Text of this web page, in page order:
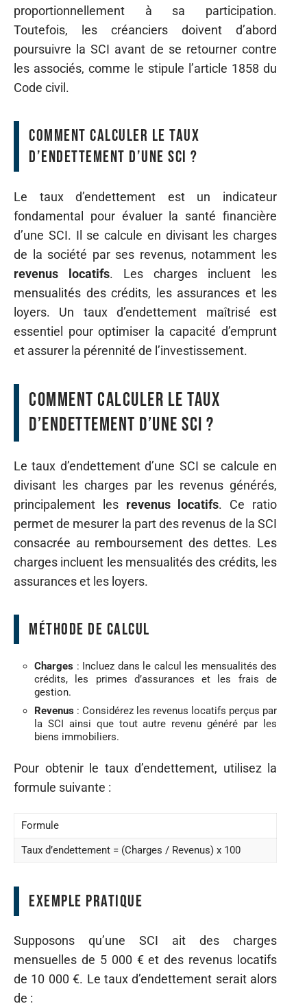
proportionnellement à sa participation.
Toutefois, les créanciers doivent d’abord
poursuivre la SCI avant de se retourner contre
les associés, comme le stipule l’article 1858 du
Code civil.
Comment calculer le taux
d’endettement d’une SCI ?
Le taux d’endettement est un indicateur
fondamental pour évaluer la santé financière
d’une SCI. Il se calcule en divisant les charges
de la société par ses revenus, notamment les
revenus locatifs. Les charges incluent les
mensualités des crédits, les assurances et les
loyers. Un taux d’endettement maîtrisé est
essentiel pour optimiser la capacité d’emprunt
et assurer la pérennité de l’investissement.
Comment calculer le taux
d’endettement d’une SCI ?
Le taux d’endettement d’une SCI se calcule en
divisant les charges par les revenus générés,
principalement les revenus locatifs. Ce ratio
permet de mesurer la part des revenus de la SCI
consacrée au remboursement des dettes. Les
charges incluent les mensualités des crédits, les
assurances et les loyers.
Méthode de calcul
Charges : Incluez dans le calcul les mensualités des
crédits, les primes d’assurances et les frais de
gestion.
Revenus : Considérez les revenus locatifs perçus par
la SCI ainsi que tout autre revenu généré par les
biens immobiliers.
Pour obtenir le taux d’endettement, utilisez la
formule suivante :
Formule
Taux d’endettement = (Charges / Revenus) x 100
Exemple pratique
Supposons qu’une SCI ait des charges
mensuelles de 5 000 € et des revenus locatifs
de 10 000 €. Le taux d’endettement serait alors
de :